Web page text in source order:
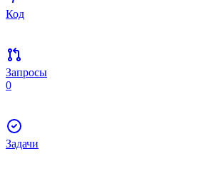
Код
Запросы
0
Задачи